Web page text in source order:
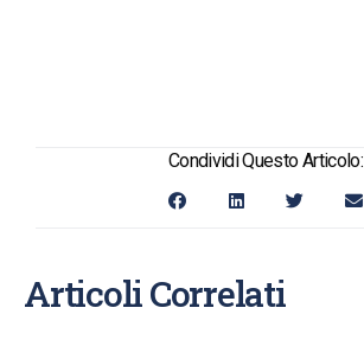
Condividi Questo Articolo:
Articoli Correlati